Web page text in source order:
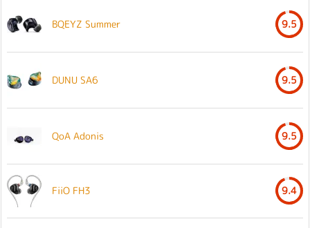
BQEYZ Summer 9.5
DUNU SA6 9.5
QoA Adonis 9.5
FiiO FH3 9.4